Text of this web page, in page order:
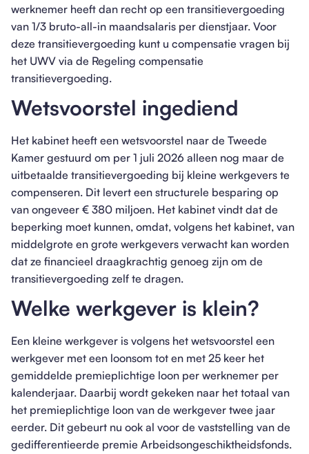
werknemer heeft dan recht op een transitievergoeding
van 1/3 bruto-all-in maandsalaris per dienstjaar. Voor
deze transitievergoeding kunt u compensatie vragen bij
het UWV via de Regeling compensatie
transitievergoeding.
Wetsvoorstel ingediend
Het kabinet heeft een wetsvoorstel naar de Tweede
Kamer gestuurd om per 1 juli 2026 alleen nog maar de
uitbetaalde transitievergoeding bij kleine werkgevers te
compenseren. Dit levert een structurele besparing op
van ongeveer € 380 miljoen. Het kabinet vindt dat de
beperking moet kunnen, omdat, volgens het kabinet, van
middelgrote en grote werkgevers verwacht kan worden
dat ze financieel draagkrachtig genoeg zijn om de
transitievergoeding zelf te dragen.
Welke werkgever is klein?
Een kleine werkgever is volgens het wetsvoorstel een
werkgever met een loonsom tot en met 25 keer het
gemiddelde premieplichtige loon per werknemer per
kalenderjaar. Daarbij wordt gekeken naar het totaal van
het premieplichtige loon van de werkgever twee jaar
eerder. Dit gebeurt nu ook al voor de vaststelling van de
gedifferentieerde premie Arbeidsongeschiktheidsfonds.